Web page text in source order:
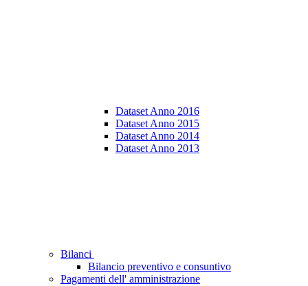
Dataset Anno 2016
Dataset Anno 2015
Dataset Anno 2014
Dataset Anno 2013
Bilanci
Bilancio preventivo e consuntivo
Pagamenti dell' amministrazione